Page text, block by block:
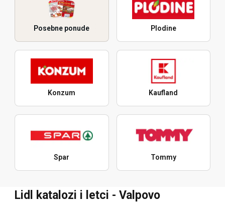
Posebne ponude Plodine
Konzum Kaufland
Spar Tommy
Lidl katalozi i letci - Valpovo